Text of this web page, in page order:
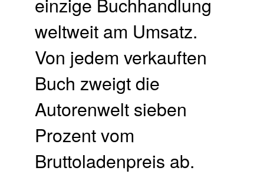
weltweit am Umsatz.
Von jedem verkauften
Buch zweigt die
Autorenwelt sieben
Prozent vom
Bruttoladenpreis ab.